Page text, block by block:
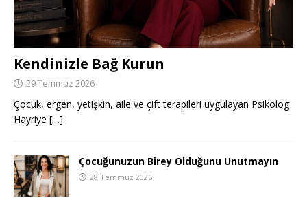
Kendinizle Bağ Kurun
29 Temmuz 2026
Çocuk, ergen, yetişkin, aile ve çift terapileri uygulayan Psikolog
Hayriye […]
Çocuğunuzun Birey Olduğunu Unutmayın
28 Temmuz 2026